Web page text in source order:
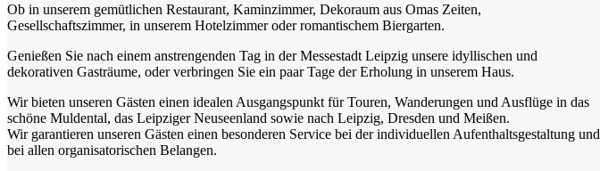
Ob in unserem gemütlichen Restaurant, Kaminzimmer, Dekoraum aus Omas Zeiten,
Gesellschaftszimmer, in unserem Hotelzimmer oder romantischem Biergarten.
Genießen Sie nach einem anstrengenden Tag in der Messestadt Leipzig unsere idyllischen und
dekorativen Gasträume, oder verbringen Sie ein paar Tage der Erholung in unserem Haus.
Wir bieten unseren Gästen einen idealen Ausgangspunkt für Touren, Wanderungen und Ausflüge in das
schöne Muldental, das Leipziger Neuseenland sowie nach Leipzig, Dresden und Meißen.
Wir garantieren unseren Gästen einen besonderen Service bei der individuellen Aufenthaltsgestaltung und
bei allen organisatorischen Belangen.